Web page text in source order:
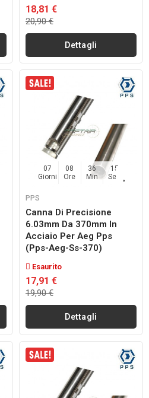
18,81 €
20,90 €
Dettagli
07
Giorni
08
Ore
36
Min
14
Sec
PPS
Canna Di Precisione
6.03mm Da 370mm In
Acciaio Per Aeg Pps
(pps-Aeg-Ss-370)
Esaurito
17,91 €
19,90 €
Dettagli